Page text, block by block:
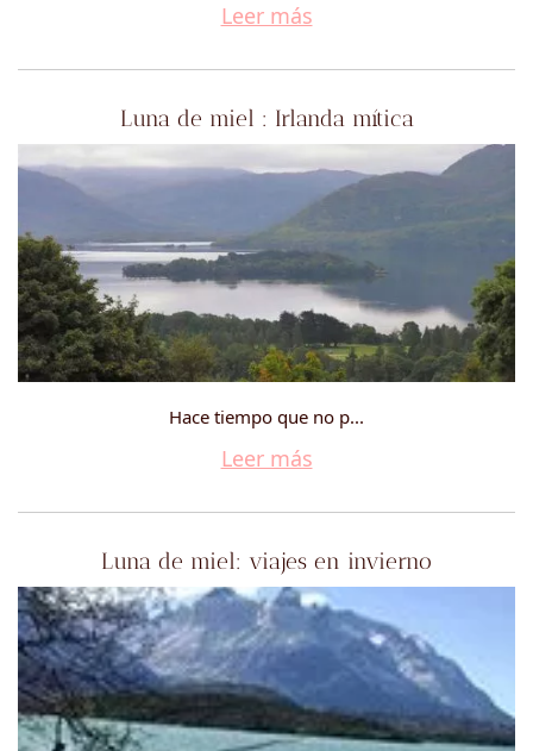
Leer más
Luna de miel : Irlanda mítica
Hace tiempo que no p...
Leer más
Luna de miel: viajes en invierno